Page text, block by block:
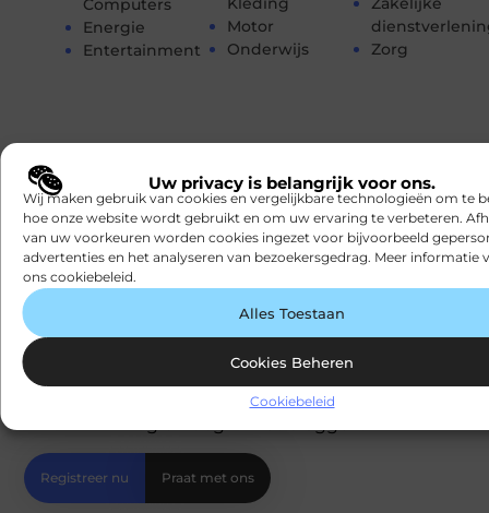
Uw privacy is belangrijk voor ons.
Wij maken gebruik van cookies en vergelijkbare technologieën om te
hoe onze website wordt gebruikt en om uw ervaring te verbeteren.
van uw voorkeuren worden cookies ingezet voor bijvoorbeeld
advertenties en het analyseren van bezoekersgedrag. Meer informatie
ons cookiebeleid.
Alles Toestaan
Cookies Beheren
Cookiebeleid
Computers
Energie
Entertainment
Motor
Onderwijs
Zorg
Registreer nu en word deel vanons
Ben jij een gepassioneerde schrijver of een
nieuwsgierige lezer? Sluit je aan bij ons
inspirerende blogs en bouw mee aan een
levendige community. Registreer vandaag
Registreer nu Praat met ons